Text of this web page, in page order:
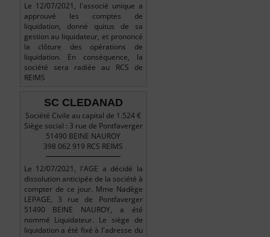
Le 12/07/2021, l'associé unique a
approuvé les comptes de
liquidation, donné quitus de sa
gestion au liquidateur, et prononcé
la clôture des opérations de
liquidation. En conséquence, la
société sera radiée au RCS de
REIMS
SC CLEDANAD
Société Civile au capital de 1.524 €
Siège social : 3 rue de Pontfaverger
51490 BEINE NAUROY
398 062 919 RCS REIMS
Le 12/07/2021, l'AGE a décidé la
dissolution anticipée de la société à
compter de ce jour. Mme Nadège
LEPAGE, 3 rue de Pontfaverger
51490 BEINE NAUROY, a été
nommé Liquidateur. Le siège de
liquidation a été fixé à l'adresse du